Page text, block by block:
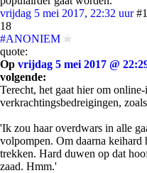
vrijdag 5 mei 2017, 22:32 uur
18
#ANONIEM
quote:
Op vrijdag 5 mei 2017 @
volgende:
Terecht, het gaat hier om
verkrachtingsbedreigingen,
'Ik zou haar overdwars in alle
volpompen. Om daarna
trekken. Hard duwen op dat
zaad. Hmm.'